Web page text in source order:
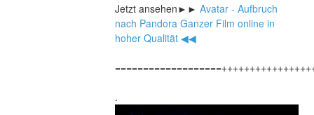
Jetzt ansehen►► Avatar - Aufbruch
nach Pandora Ganzer Film online in
hoher Qualität ◀◀
.